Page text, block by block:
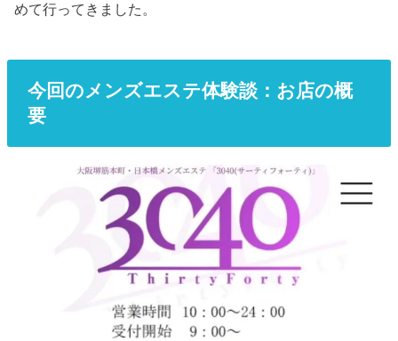
めて行ってきました。
今回のメンズエステ体験談：お店の概
要